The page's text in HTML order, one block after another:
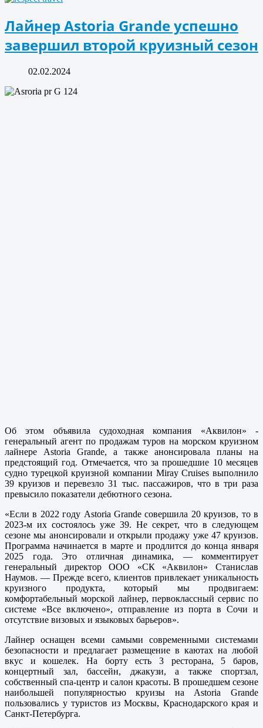
Лайнер Astoria Grande успешно
завершил второй круизный сезон
02.02.2024
Об этом объявила судоходная компания «Аквилон» -
генеральный агент по продажам туров на морском круизном
лайнере Astoria Grande, а также анонсировала планы на
предстоящий год. Отмечается, что за прошедшие 10 месяцев
судно турецкой круизной компании Miray Cruises выполнило
39 круизов и перевезло 31 тыс. пассажиров, что в три раза
превысило показатели дебютного сезона.
«Если в 2022 году Astoria Grande совершила 20 круизов, то в
2023-м их состоялось уже 39. Не секрет, что в следующем
сезоне мы анонсировали и открыли продажу уже 47 круизов.
Программа начинается в марте и продлится до конца января
2025 года. Это отличная динамика, — комментирует
генеральный директор ООО «СК «Аквилон» Станислав
Наумов. — Прежде всего, клиентов привлекает уникальность
круизного продукта, который мы продвигаем:
комфортабельный морской лайнер, первоклассный сервис по
системе «Все включено», отправление из порта в Сочи и
отсутствие визовых и языковых барьеров».
Лайнер оснащен всеми самыми современными системами
безопасности и предлагает размещение в каютах на любой
вкус и кошелек. На борту есть 3 ресторана, 5 баров,
концертный зал, бассейн, джакузи, а также спортзал,
собственный спа-центр и салон красоты. В прошедшем сезоне
наибольшей популярностью круизы на Astoria Grande
пользовались у туристов из Москвы, Краснодарского края и
Санкт-Петербурга.